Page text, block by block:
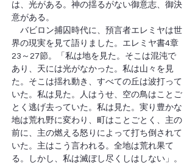
は、光がある。神の揺るがない御意志、御決
意がある。
バビロン捕囚時代に、預言者エレミヤは世
界の現実を見て語りました。エレミヤ書4章
23～27節。「私は地を見た。そこは混沌で
あり、天には光がなかった。私は山々を見
た。そこは揺れ動き、すべての丘は波打って
いた。私は見た。人はうせ、空の鳥はことご
とく逃げ去っていた。私は見た。実り豊かな
地は荒れ野に変わり、町はことごとく、主の
前に、主の燃える怒りによって打ち倒されて
いた。主はこう言われる。全地は荒れ果て
る。しかし、私は滅ぼし尽くしはしない」。